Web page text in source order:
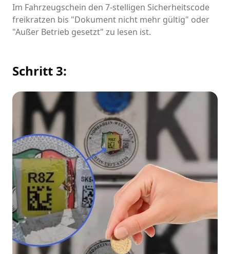
Im Fahrzeugschein den 7-stelligen Sicherheitscode
freikratzen bis "Dokument nicht mehr gültig" oder
"Außer Betrieb gesetzt" zu lesen ist.
Schritt 3: